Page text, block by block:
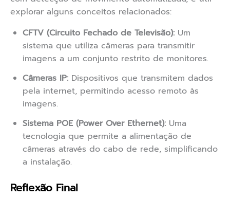
explorar alguns conceitos relacionados:
CFTV (Circuito Fechado de Televisão): Um
sistema que utiliza câmeras para transmitir
imagens a um conjunto restrito de monitores.
Câmeras IP: Dispositivos que transmitem dados
pela internet, permitindo acesso remoto às
imagens.
Sistema POE (Power Over Ethernet): Uma
tecnologia que permite a alimentação de
câmeras através do cabo de rede, simplificando
a instalação.
Reflexão Final